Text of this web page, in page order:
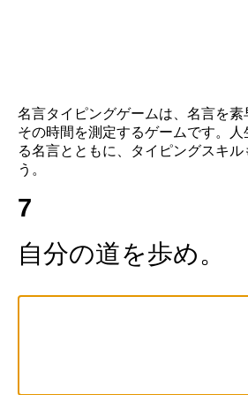
名言タイピングゲームは、名言を素
その時間を測定するゲームです。
る名言とともに、タイピングスキル
う。
7
自分の道を歩め。